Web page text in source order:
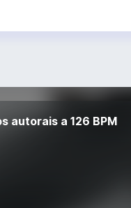
autorais a 126 BPM